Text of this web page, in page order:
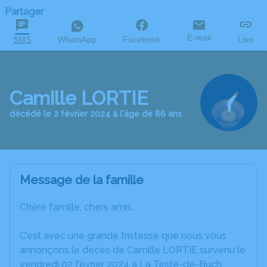
Partager
SMS WhatsApp Facebook E-mail Lien
Camille LORTIE
décédé le 2 février 2024 à l'âge de 86 ans
Message de la famille
Chère famille, chers amis,
C’est avec une grande tristesse que nous vous
annonçons le décès de Camille LORTIE survenu le
vendredi 02 février 2024 à La Teste-de-Buch.